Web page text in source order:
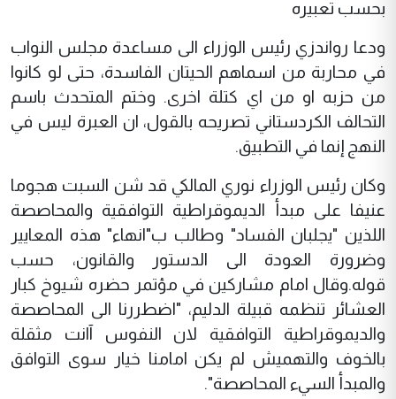
بحسب تعبيره
ودعا رواندزي رئيس الوزراء الى مساعدة مجلس النواب
في محاربة من اسماهم الحيتان الفاسدة، حتى لو كانوا
من حزبه او من اي كتلة اخرى. وختم المتحدث باسم
التحالف الكردستاني تصريحه بالقول، ان العبرة ليس في
النهج إنما في التطبيق.
وكان رئيس الوزراء نوري المالكي قد شن السبت هجوما
عنيفا على مبدأ الديموقراطية التوافقية والمحاصصة
اللذين "يجلبان الفساد" وطالب ب"انهاء" هذه المعايير
وضرورة العودة الى الدستور والقانون، حسب
قوله.وقال امام مشاركين في مؤتمر حضره شيوخ كبار
العشائر تنظمه قبيلة الدليم، "اضطررنا الى المحاصصة
والديموقراطية التوافقية لان النفوس آانت مثقلة
بالخوف والتهميش لم يكن امامنا خيار سوى التوافق
والمبدأ السيء المحاصصة".